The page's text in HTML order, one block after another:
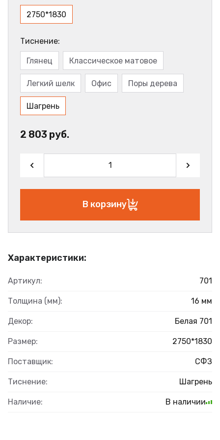
Характеристики:
Артикул: 701
Толщина (мм): 16 мм
Декор: Белая 701
Размер: 2750*1830
Поставщик: СФЗ
Тиснение: Шагрень
Наличие: В наличии
2750*1830
Тиснение:
Глянец Классическое матовое
Легкий шелк Офис Поры дерева
Шагрень
2 803 руб.
В корзину